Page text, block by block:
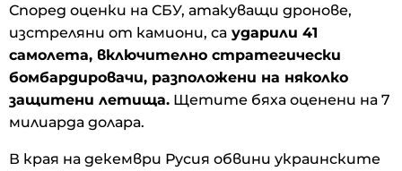
Според оценки на СБУ, атакуващи дронове,
изстреляни от камиони, са ударили 41
самолета, включително стратегически
бомбардировачи, разположени на няколко
защитени летища. Щетите бяха оценени на 7
милиарда долара.
В края на декември Русия обвини украинските